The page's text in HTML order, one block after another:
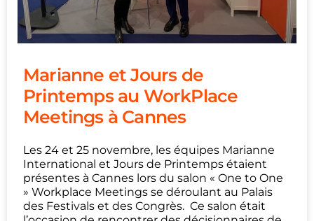
Marianne et Jours de
Printemps au WorkPlace
Meetings à Cannes
Les 24 et 25 novembre, les équipes Marianne
International et Jours de Printemps étaient
présentes à Cannes lors du salon « One to One
» Workplace Meetings se déroulant au Palais
des Festivals et des Congrès. Ce salon était